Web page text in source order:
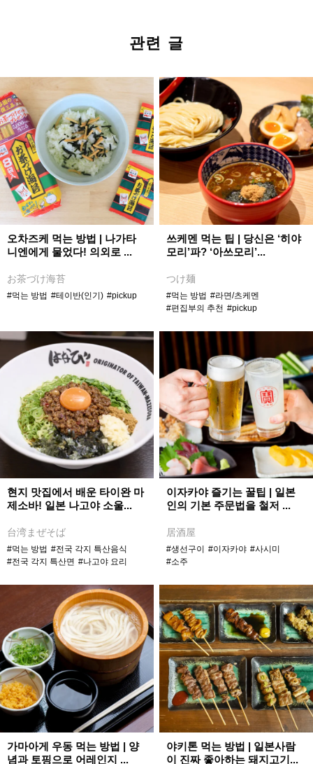
관련 글
오차즈케 먹는 방법 | 나가타
니엔에게 물었다! 의외로 ...
お茶づけ海苔
#먹는 방법 #테이반(인기) #pickup
쓰케멘 먹는 팁 | 당신은 ‘히야
모리’파? ‘아쓰모리’...
つけ麺
#먹는 방법 #라면/츠케멘
#편집부의 추천 #pickup
현지 맛집에서 배운 타이완 마
제소바! 일본 나고야 소울...
台湾まぜそば
#먹는 방법 #전국 각지 특산음식
#전국 각지 특산면 #나고야 요리
이자카야 즐기는 꿀팁 | 일본
인의 기본 주문법을 철저 ...
居酒屋
#생선구이 #이자카야 #사시미
#소주
가마아게 우동 먹는 방법 | 양
념과 토핑으로 어레인지 ...
야키톤 먹는 방법 | 일본사람
이 진짜 좋아하는 돼지고기...